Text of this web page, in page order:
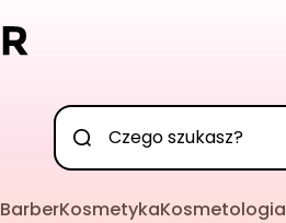
BarberKosmetykaKosmetologia